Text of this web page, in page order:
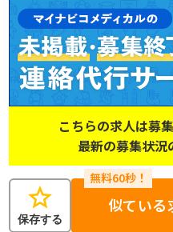
こちらの求人は募
最新の募集状況
star
保存する
似ている